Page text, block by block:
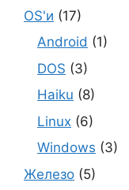
OS'и (17)
Android (1)
DOS (3)
Haiku (8)
Linux (6)
Windows (3)
Железо (5)